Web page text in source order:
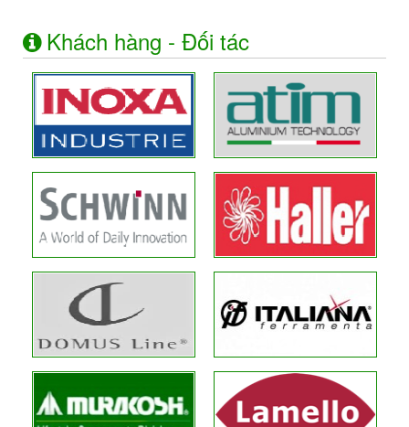
Khách hàng - Đối tác